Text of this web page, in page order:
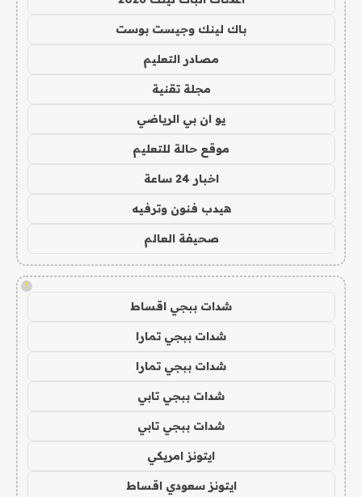
باك لينك وجيست بوست
مصادر التعليم
مجلة تقنية
يو ان بي الرياضي
موقع حالة للتعليم
اخبار 24 ساعة
هيدب فنون وترفيه
صحيفة العالم
!
شدات ببجي اقساط
شدات ببجي تمارا
شدات ببجي تمارا
شدات ببجي تابي
شدات ببجي تابي
ايتونز امريكي
ايتونز سعودي اقساط